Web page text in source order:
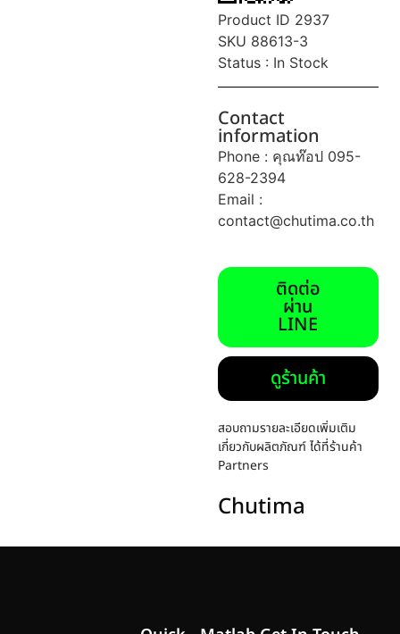
Product ID 2937
SKU 88613-3
Status : In Stock
Contact
information
Phone : คุณท๊อป 095-
628-2394
Email :
contact@chutima.co.th
ติดต่อ
ผ่าน
LINE
ดูร้านค้า
สอบถามรายละเอียดเพิ่มเติม
เกี่ยวกับผลิตภัณฑ์ ได้ที่ร้านค้า
Partners
Chutima